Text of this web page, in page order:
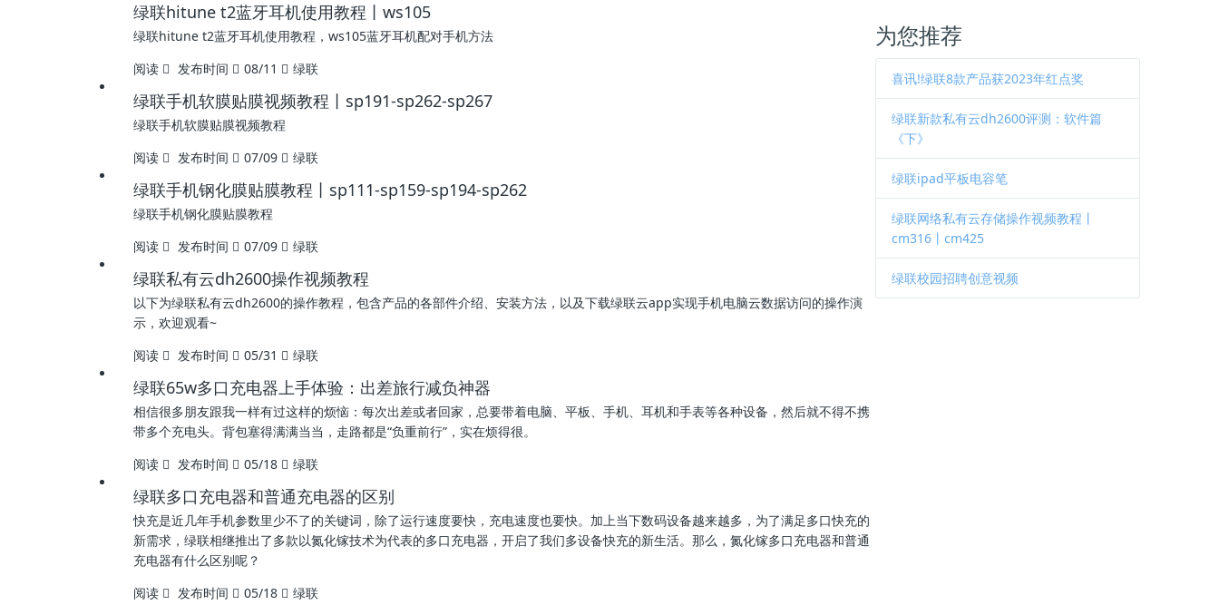
绿联hitune t2蓝牙耳机使用教程丨ws105
绿联hitune t2蓝牙耳机使用教程，ws105蓝牙耳机配对手机方法
阅读
发布时间 08/11 绿联
绿联手机软膜贴膜视频教程丨sp191-sp262-sp267
绿联手机软膜贴膜视频教程
阅读
发布时间 07/09 绿联
绿联手机钢化膜贴膜教程丨sp111-sp159-sp194-sp262
绿联手机钢化膜贴膜教程
阅读
发布时间 07/09 绿联
绿联私有云dh2600操作视频教程
以下为绿联私有云dh2600的操作教程，包含产品的各部件介绍、安装方法，以及下载绿联云app实现手机电脑云数据访问的操作演
示，欢迎观看~
阅读
发布时间 05/31 绿联
绿联65w多口充电器上手体验：出差旅行减负神器
相信很多朋友跟我一样有过这样的烦恼：每次出差或者回家，总要带着电脑、平板、手机、耳机和手表等各种设备，然后就不得不携
带多个充电头。背包塞得满满当当，走路都是“负重前行”，实在烦得很。
阅读
发布时间 05/18 绿联
绿联多口充电器和普通充电器的区别
快充是近几年手机参数里少不了的关键词，除了运行速度要快，充电速度也要快。加上当下数码设备越来越多，为了满足多口快充的
新需求，绿联相继推出了多款以氮化镓技术为代表的多口充电器，开启了我们多设备快充的新生活。那么，氮化镓多口充电器和普通
充电器有什么区别呢？
阅读
发布时间 05/18 绿联
为您推荐
喜讯!绿联8款产品获2023年红点奖
绿联新款私有云dh2600评测：软件篇
《下》
绿联ipad平板电容笔
绿联网络私有云存储操作视频教程丨
cm316丨cm425
绿联校园招聘创意视频